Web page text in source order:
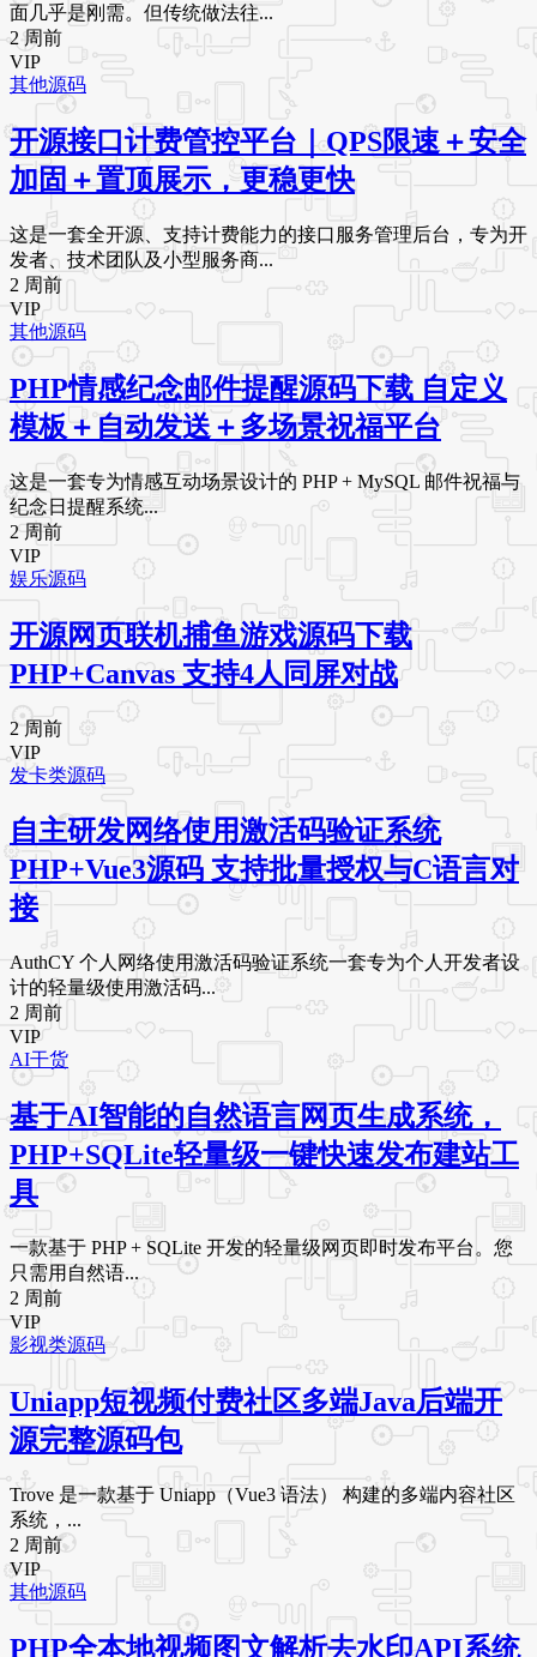
面几乎是刚需。但传统做法往...
2 周前
VIP
其他源码
开源接口计费管控平台｜QPS限速＋安全
加固＋置顶展示，更稳更快
这是一套全开源、支持计费能力的接口服务管理后台，专为开
发者、技术团队及小型服务商...
2 周前
VIP
其他源码
PHP情感纪念邮件提醒源码下载 自定义
模板＋自动发送＋多场景祝福平台
这是一套专为情感互动场景设计的 PHP + MySQL 邮件祝福与
纪念日提醒系统...
2 周前
VIP
娱乐源码
开源网页联机捕鱼游戏源码下载
PHP+Canvas 支持4人同屏对战
2 周前
VIP
发卡类源码
自主研发网络使用激活码验证系统
PHP+Vue3源码 支持批量授权与C语言对
接
AuthCY 个人网络使用激活码验证系统一套专为个人开发者设
计的轻量级使用激活码...
2 周前
VIP
AI干货
基于AI智能的自然语言网页生成系统，
PHP+SQLite轻量级一键快速发布建站工
具
一款基于 PHP + SQLite 开发的轻量级网页即时发布平台。您
只需用自然语...
2 周前
VIP
影视类源码
Uniapp短视频付费社区多端Java后端开
源完整源码包
Trove 是一款基于 Uniapp（Vue3 语法） 构建的多端内容社区
系统，...
2 周前
VIP
其他源码
PHP全本地视频图文解析去水印API系统